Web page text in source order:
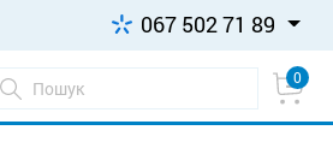
067 502 71 89
0